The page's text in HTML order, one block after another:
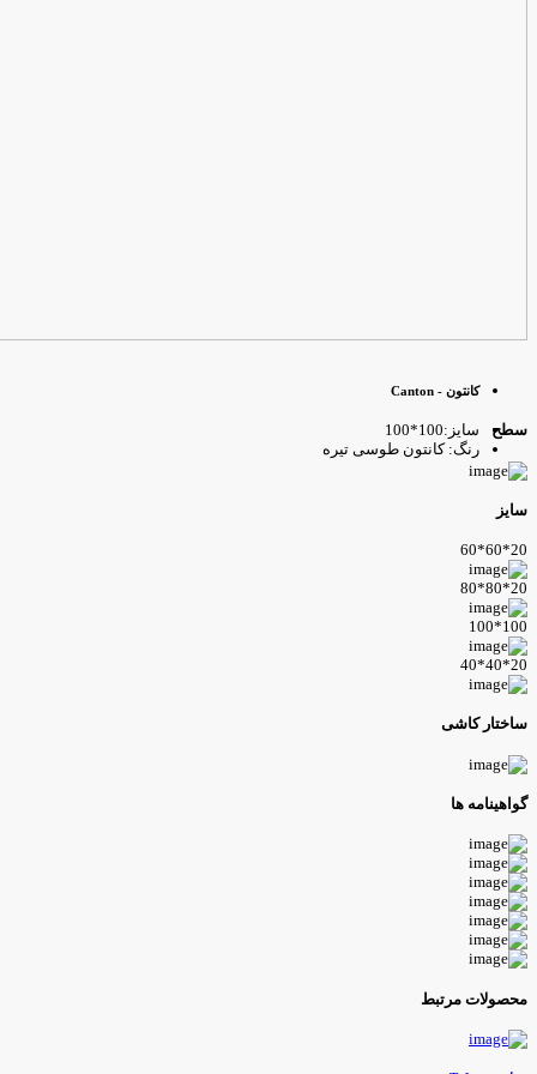
کانتون - Canton
سایز:100*100
رنگ: کانتون طوسی تیره
کاشی
ها
مرتبط